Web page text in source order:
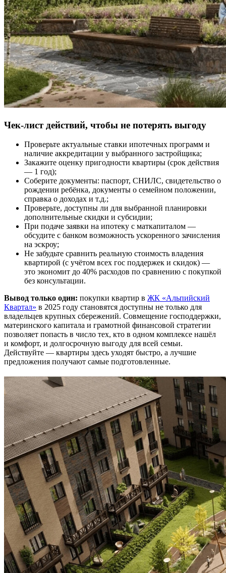
Чек-лист действий, чтобы не потерять выгоду
Проверьте актуальные ставки ипотечных программ и
наличие аккредитации у выбранного застройщика;
Закажите оценку пригодности квартиры (срок действия
— 1 год);
Соберите документы: паспорт, СНИЛС, свидетельство о
рождении ребёнка, документы о семейном положении,
справка о доходах и т.д.;
Проверьте, доступны ли для выбранной планировки
дополнительные скидки и субсидии;
При подаче заявки на ипотеку с маткапиталом —
обсудите с банком возможность ускоренного зачисления
на эскроу;
Не забудьте сравнить реальную стоимость владения
квартирой (с учётом всех гос поддержек и скидок) —
это экономит до 40% расходов по сравнению с покупкой
без консультации.
Вывод только один: покупки квартир в ЖК «Альпийский
Квартал» в 2025 году становятся доступны не только для
владельцев крупных сбережений. Совмещение господдержки,
материнского капитала и грамотной финансовой стратегии
позволяет попасть в число тех, кто в одном комплексе нашёл
и комфорт, и долгосрочную выгоду для всей семьи.
Действуйте — квартиры здесь уходят быстро, а лучшие
предложения получают самые подготовленные.